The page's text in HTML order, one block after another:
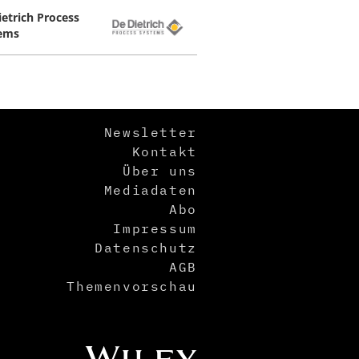
Process
Newsletter
Kontakt
Über uns
Mediadaten
Abo
Impressum
Datenschutz
AGB
Themenvorschau